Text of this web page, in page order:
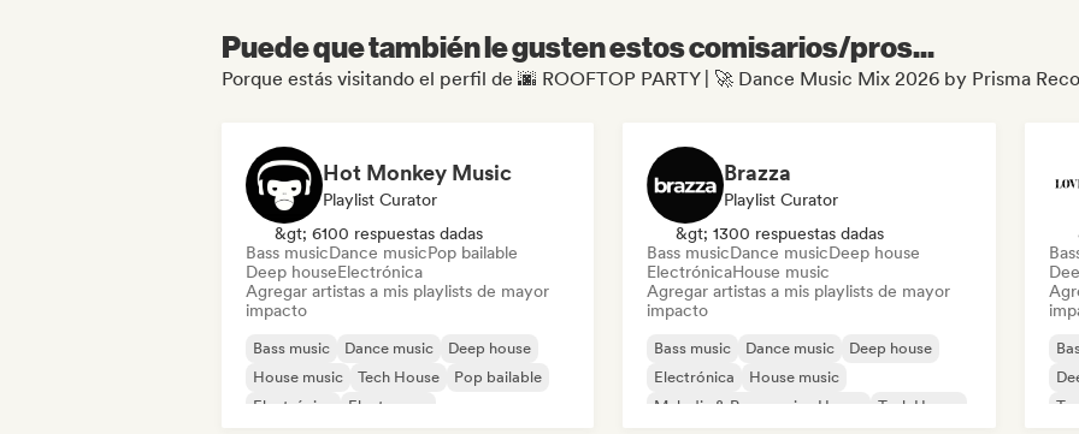
Puede que también le gusten estos comisarios/pros...
Porque estás visitando el perfil de 🌆 ROOFTOP PARTY | 🚀 Dance Music Mix 2026 by Prisma
Hot Monkey Music
Playlist Curator
&gt; 6100 respuestas dadas
Bass musicDance musicPop bailable
Deep houseElectrónica
Agregar artistas a mis playlists de mayor
impacto
Bass music Dance music
Deep house
House music
Tech House
Pop bailable
Electrónica
Electropop
Brazza
Playlist Curator
&gt; 1300 respuestas dadas
Bass musicDance musicDeep house
ElectrónicaHouse music
Agregar artistas a mis playlists de mayor
impacto
Bass music Dance music
Deep house
Electrónica
House music
Melodic & Progressive House
Tech House